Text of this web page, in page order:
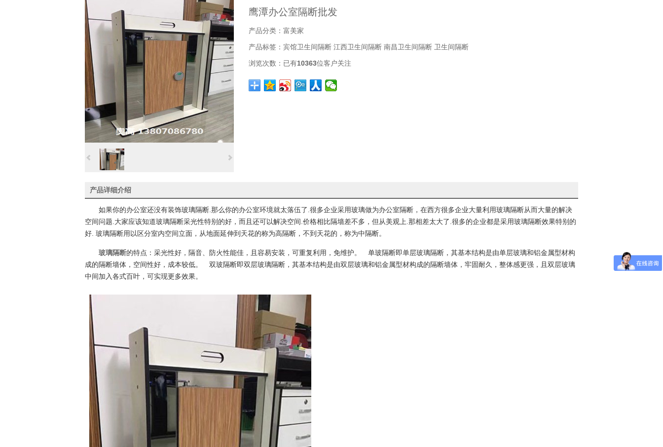
鹰潭办公室隔断批发
产品分类： 富美家
产品标签： 宾馆卫生间隔断 江西卫生间隔断 南昌卫生间隔断 卫生间隔断
浏览次数： 已有10363位客户关注
产品详细介绍
如果你的办公室还没有装饰玻璃隔断.那么你的办公室环境就太落伍了.很多企业采用玻璃做为办公室隔断，在西方很多企业大量利用玻璃隔断从而大量的解决
空间问题.大家应该知道玻璃隔断采光性特别的好，而且还可以解决空间.价格相比隔墙差不多，但从美观上.那相差太大了.很多的企业都是采用玻璃隔断效果特别的
好. 玻璃隔断用以区分室内空间立面，从地面延伸到天花的称为高隔断，不到天花的，称为中隔断。
玻璃隔断的特点：采光性好，隔音、防火性能佳，且容易安装，可重复利用，免维护。 单玻隔断即单层玻璃隔断，其基本结构是由单层玻璃和铝金属型材构
成的隔断墙体，空间性好，成本较低。 双玻隔断即双层玻璃隔断，其基本结构是由双层玻璃和铝金属型材构成的隔断墙体，牢固耐久，整体感更强，且双层玻璃
中间加入各式百叶，可实现更多效果。